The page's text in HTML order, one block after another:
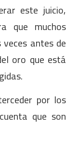
este juicio,
que muchos
antes de
oro que está
por los
que son